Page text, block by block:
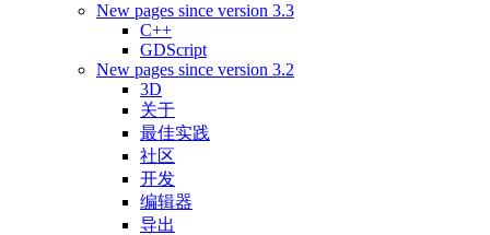
New pages since version 3.3
C++
GDScript
New pages since version 3.2
3D
关于
最佳实践
社区
开发
编辑器
导出